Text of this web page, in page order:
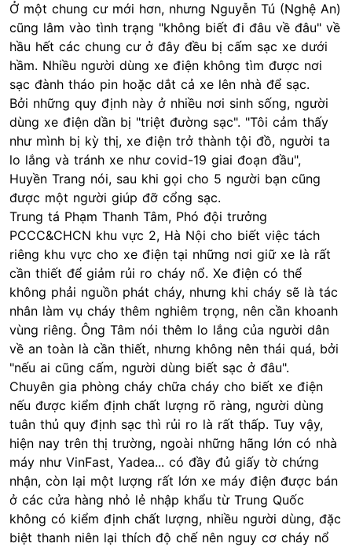
Ở một chung cư mới hơn, nhưng Nguyễn Tú (Nghệ An)
cũng lâm vào tình trạng "không biết đi đâu về đâu" về
hầu hết các chung cư ở đây đều bị cấm sạc xe dưới
hầm. Nhiều người dùng xe điện không tìm được nơi
sạc đành tháo pin hoặc dắt cả xe lên nhà để sạc.
Bởi những quy định này ở nhiều nơi sinh sống, người
dùng xe điện dần bị "triệt đường sạc". "Tôi cảm thấy
như mình bị kỳ thị, xe điện trở thành tội đồ, người ta
lo lắng và tránh xe như covid-19 giai đoạn đầu",
Huyền Trang nói, sau khi gọi cho 5 người bạn cũng
được một người giúp đỡ cổng sạc.
Trung tá Phạm Thanh Tâm, Phó đội trưởng
PCCC&CHCN khu vực 2, Hà Nội cho biết việc tách
riêng khu vực cho xe điện tại những nơi giữ xe là rất
cần thiết để giảm rủi ro cháy nổ. Xe điện có thể
không phải nguồn phát cháy, nhưng khi cháy sẽ là tác
nhân làm vụ cháy thêm nghiêm trọng, nên cần khoanh
vùng riêng. Ông Tâm nói thêm lo lắng của người dân
về an toàn là cần thiết, nhưng không nên thái quá, bởi
"nếu ai cũng cấm, người dùng biết sạc ở đâu".
Chuyên gia phòng cháy chữa cháy cho biết xe điện
nếu được kiểm định chất lượng rõ ràng, người dùng
tuân thủ quy định sạc thì rủi ro là rất thấp. Tuy vậy,
hiện nay trên thị trường, ngoài những hãng lớn có nhà
máy như VinFast, Yadea... có đầy đủ giấy tờ chứng
nhận, còn lại một lượng rất lớn xe máy điện được bán
ở các cửa hàng nhỏ lẻ nhập khẩu từ Trung Quốc
không có kiểm định chất lượng, nhiều người dùng, đặc
biệt thanh niên lại thích độ chế nên nguy cơ cháy nổ